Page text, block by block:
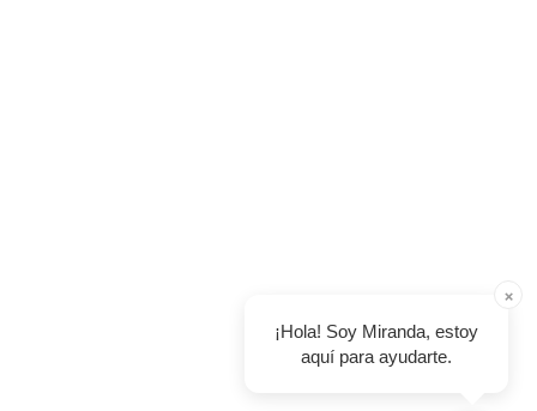
×
¡Hola! Soy Miranda, estoy
aquí para ayudarte.